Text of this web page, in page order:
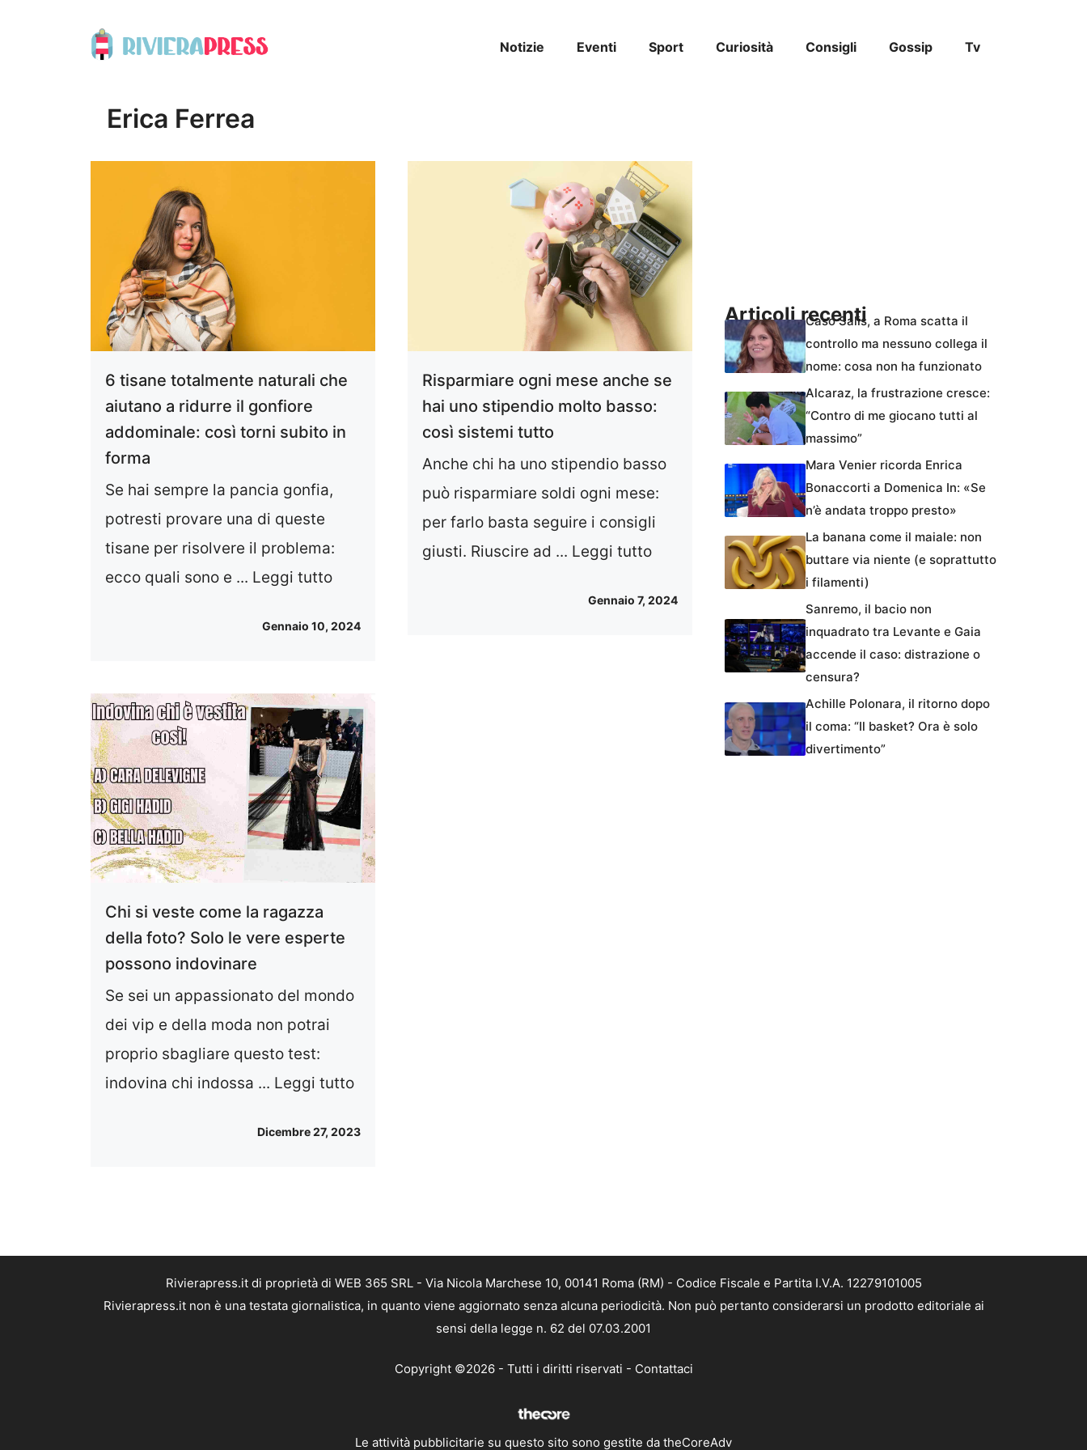
Notizie Eventi Sport Curiosità Consigli Gossip Tv
Erica Ferrea
6 tisane totalmente naturali che
aiutano a ridurre il gonfiore
addominale: così torni subito in
forma
Se hai sempre la pancia gonfia,
potresti provare una di queste
tisane per risolvere il problema:
ecco quali sono e ... Leggi tutto
Gennaio 10, 2024
Risparmiare ogni mese anche se
hai uno stipendio molto basso:
così sistemi tutto
Anche chi ha uno stipendio basso
può risparmiare soldi ogni mese:
per farlo basta seguire i consigli
giusti. Riuscire ad ... Leggi tutto
Gennaio 7, 2024
Chi si veste come la ragazza
della foto? Solo le vere esperte
possono indovinare
Se sei un appassionato del mondo
dei vip e della moda non potrai
proprio sbagliare questo test:
indovina chi indossa ... Leggi tutto
Dicembre 27, 2023
Articoli recentiCaso Salis, a Roma scatta il
controllo ma nessuno collega il
nome: cosa non ha funzionato
Alcaraz, la frustrazione cresce:
“Contro di me giocano tutti al
massimo”
Mara Venier ricorda Enrica
Bonaccorti a Domenica In: «Se
n’è andata troppo presto»
La banana come il maiale: non
buttare via niente (e soprattutto
i filamenti)
Sanremo, il bacio non
inquadrato tra Levante e Gaia
accende il caso: distrazione o
censura?
Achille Polonara, il ritorno dopo
il coma: “Il basket? Ora è solo
divertimento”
Rivierapress.it di proprietà di WEB 365 SRL - Via Nicola Marchese 10, 00141 Roma (RM) - Codice Fiscale e Partita I.V.A. 12279101005
Rivierapress.it non è una testata giornalistica, in quanto viene aggiornato senza alcuna periodicità. Non può pertanto considerarsi un prodotto editoriale ai
sensi della legge n. 62 del 07.03.2001
Copyright ©2026 - Tutti i diritti riservati - Contattaci
Le attività pubblicitarie su questo sito sono gestite da theCoreAdv